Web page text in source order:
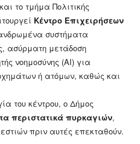
το τμήμα Πολιτικής
Κέντρο Επιχειρήσεων
συστήματα
ασύρματη μετάδοση
νοημοσύνης (AI) για
ή ατόμων, καθώς και
του κέντρου, ο Δήμος
περιστατικά πυρκαγιών,
πριν αυτές επεκταθούν.